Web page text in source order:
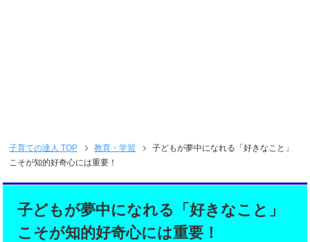
子育ての達人 TOP 教育・学習
子どもが夢中になれる「好きなこと」
こそが知的好奇心には重要！
子どもが夢中になれる「好きなこと」
こそが知的好奇心には重要！